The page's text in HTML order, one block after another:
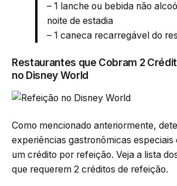
– 1 lanche ou bebida não
noite de estadia
– 1 caneca recarregável do
Restaurantes que Cobram 2
no Disney World
Como mencionado anteriormente,
experiências gastronômicas especiais
um crédito por refeição. Veja a lista
que requerem 2 créditos de refeição.